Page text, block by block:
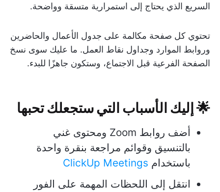
السريع الذي يحتاج إلى استمرارية متسقة وواضحة.
تحتوي كل صفحة مكالمة على جدول الأعمال والحاضرين
وروابط الموارد وجداول نقاط العمل. ما عليك سوى نسخ
الصفحة الفرعية قبل الاجتماع، وستكون جاهزًا للبدء.
🌟 إليك الأسباب التي ستجعلك تحبها
أضف روابط Zoom ومحتوى غني
بالتنسيق وقوائم مراجعة بنقرة واحدة
باستخدام ClickUp Meetings
انتقل إلى اللحظات المهمة على الفور